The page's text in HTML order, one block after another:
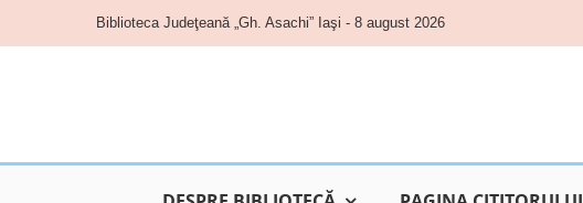
content
Biblioteca Judeţeană „Gh. Asachi” Iaşi - 8 august 2026